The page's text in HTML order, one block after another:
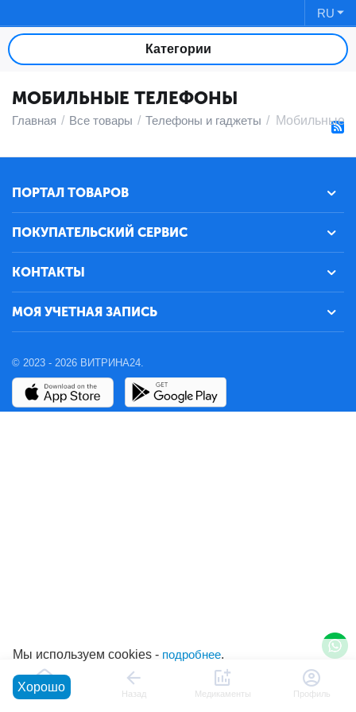
RU
Категории
МОБИЛЬНЫЕ ТЕЛЕФОНЫ
Главная / Все товары / Телефоны и гаджеты / Мобильные
ПОРТАЛ ТОВАРОВ
ПОКУПАТЕЛЬСКИЙ СЕРВИС
КОНТАКТЫ
МОЯ УЧЕТНАЯ ЗАПИСЬ
© 2023 - 2026 ВИТРИНА24.
Главная Назад Медикаменты Профиль
Мы используем cookies - подробнее.
Хорошо